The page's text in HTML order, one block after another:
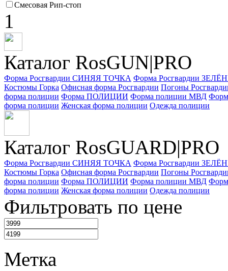
Смесовая Рип-стоп
1
Каталог RosGUN|PRO
Форма Росгвардии СИНЯЯ ТОЧКА Форма Росгвардии
Костюмы Горка Офисная форма Росгвардии Погоны
форма полиции Форма ПОЛИЦИИ Форма полиции МВД
форма полиции Женская форма полиции Одежда полиции
Каталог RosGUARD|PRO
Форма Росгвардии СИНЯЯ ТОЧКА Форма Росгвардии
Костюмы Горка Офисная форма Росгвардии Погоны
форма полиции Форма ПОЛИЦИИ Форма полиции МВД
форма полиции Женская форма полиции Одежда полиции
Фильтровать по цене
Метка